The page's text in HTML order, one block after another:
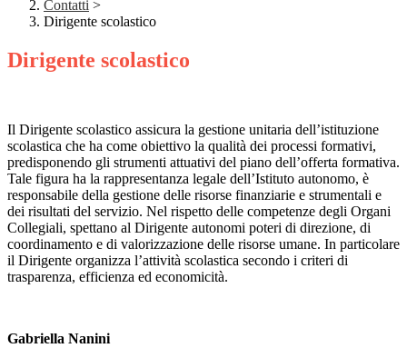
Contatti >
Dirigente scolastico
Dirigente scolastico
Il Dirigente scolastico assicura la gestione unitaria dell’istituzione
scolastica che ha come obiettivo la qualità dei processi formativi,
predisponendo gli strumenti attuativi del piano dell’offerta formativa.
Tale figura ha la rappresentanza legale dell’Istituto autonomo, è
responsabile della gestione delle risorse finanziarie e strumentali e
dei risultati del servizio. Nel rispetto delle competenze degli Organi
Collegiali, spettano al Dirigente autonomi poteri di direzione, di
coordinamento e di valorizzazione delle risorse umane. In particolare
il Dirigente organizza l’attività scolastica secondo i criteri di
trasparenza, efficienza ed economicità.
Gabriella Nanini